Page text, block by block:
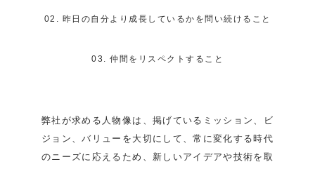
02. 昨日の自分より成長しているかを問い続けること
03. 仲間をリスペクトすること
弊社が求める人物像は、掲げているミッション、ビ
ジョン、バリューを大切にして、常に変化する時代
のニーズに応えるため、新しいアイデアや技術を取